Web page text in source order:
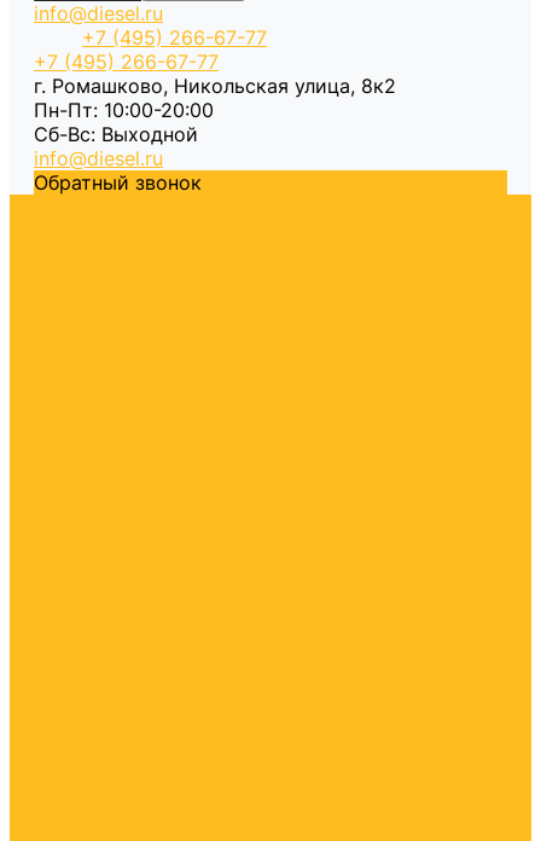
info@diesel.ru
+7 (495) 266-67-77
+7 (495) 266-67-77
г. Ромашково, Никольская улица, 8к2
Пн-Пт: 10:00-20:00
Cб-Вс: Выходной
info@diesel.ru
Обратный звонок